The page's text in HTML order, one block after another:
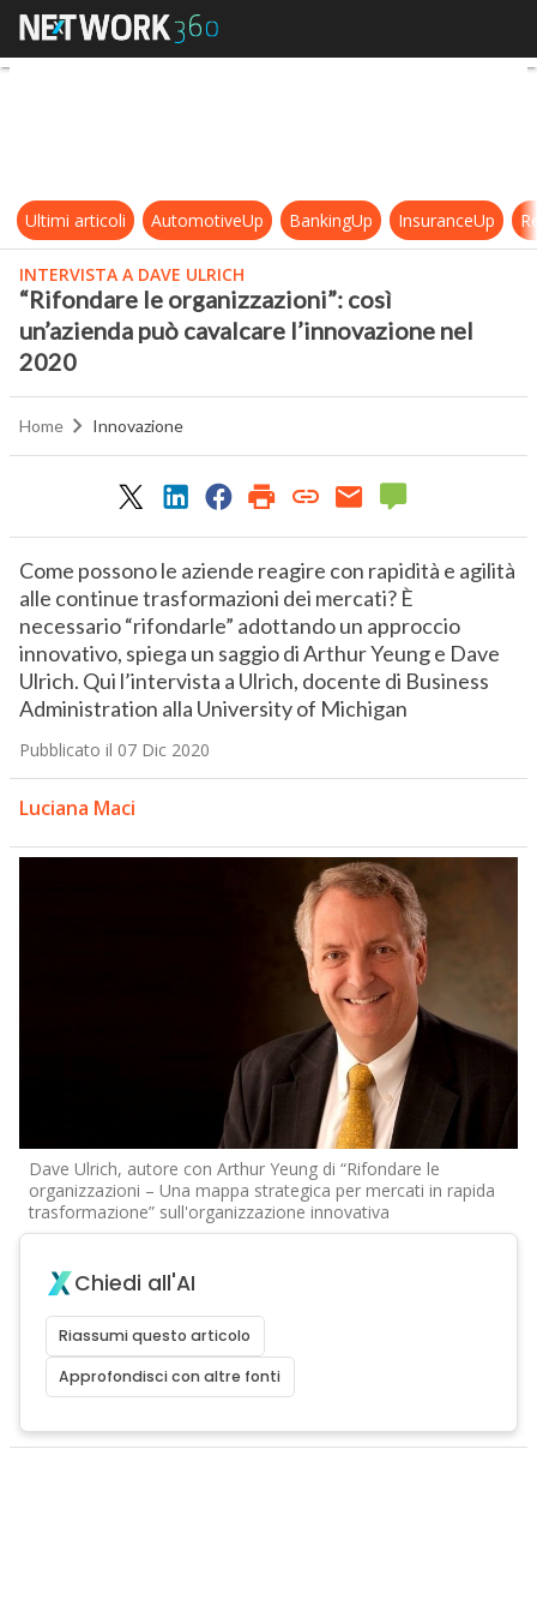
“Rifondare le organizzazioni”:
Ultimi articoli AutomotiveUp BankingUp InsuranceUp
INTERVISTA A DAVE ULRICH
“Rifondare le organizzazioni”: così
un’azienda può cavalcare l’innovazione nel
2020
Home Innovazione
Come possono le aziende reagire con rapidità e agilità
alle continue trasformazioni dei mercati? È
necessario “rifondarle” adottando un approccio
innovativo, spiega un saggio di Arthur Yeung e Dave
Ulrich. Qui l’intervista a Ulrich, docente di Business
Administration alla University of Michigan
Pubblicato il 07 Dic 2020
Luciana Maci
Dave Ulrich, autore con Arthur Yeung di “Rifondare le
organizzazioni – Una mappa strategica per mercati in rapida
trasformazione” sull'organizzazione innovativa
Chiedi all'AI
Riassumi questo articolo
Approfondisci con altre fonti